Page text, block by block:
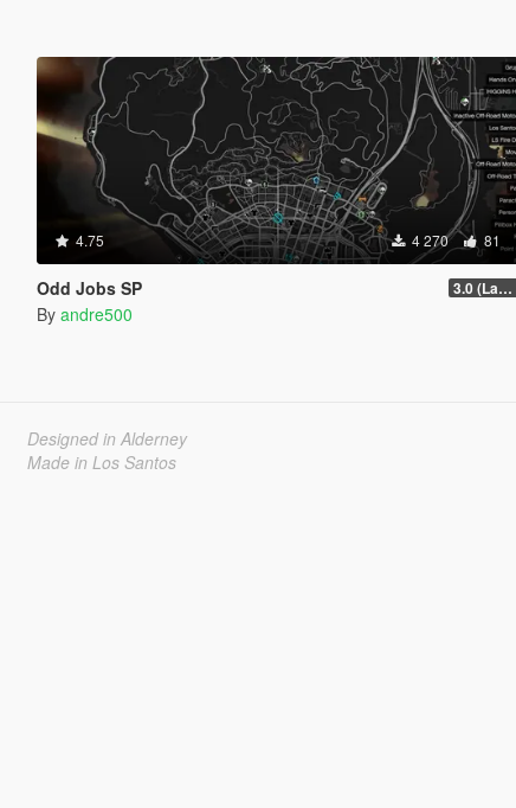
4.75 4 270 81
Odd Jobs SP 3.0 (Latest Jobs Update)
By andre500
Designed in Alderney
Made in Los Santos